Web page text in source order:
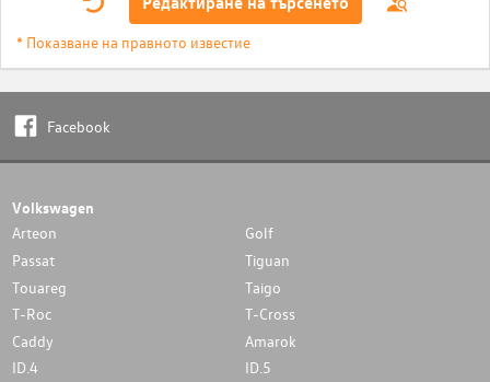
* Показване на правното известие
Facebook
Volkswagen
Arteon
Golf
Passat
Tiguan
Touareg
Taigo
T-Roc
T-Cross
Caddy
Amarok
ID.4
ID.5